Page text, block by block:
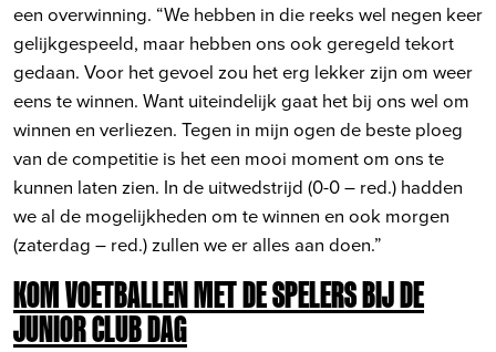
een overwinning. “We hebben in die reeks wel negen keer
gelijkgespeeld, maar hebben ons ook geregeld tekort
gedaan. Voor het gevoel zou het erg lekker zijn om weer
eens te winnen. Want uiteindelijk gaat het bij ons wel om
winnen en verliezen. Tegen in mijn ogen de beste ploeg
van de competitie is het een mooi moment om ons te
kunnen laten zien. In de uitwedstrijd (0-0 – red.) hadden
we al de mogelijkheden om te winnen en ook morgen
(zaterdag – red.) zullen we er alles aan doen.”
KOM VOETBALLEN MET DE SPELERS BIJ DE
JUNIOR CLUB DAG